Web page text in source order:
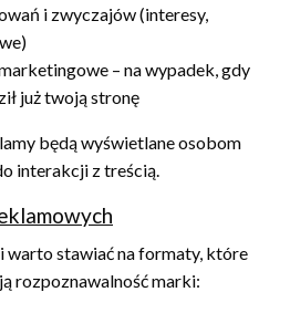
i zwyczajów (interesy,
– na wypadek, gdy
już twoją stronę
będą wyświetlane osobom
interakcji z treścią.
warto stawiać na formaty, które
rozpoznawalność marki: